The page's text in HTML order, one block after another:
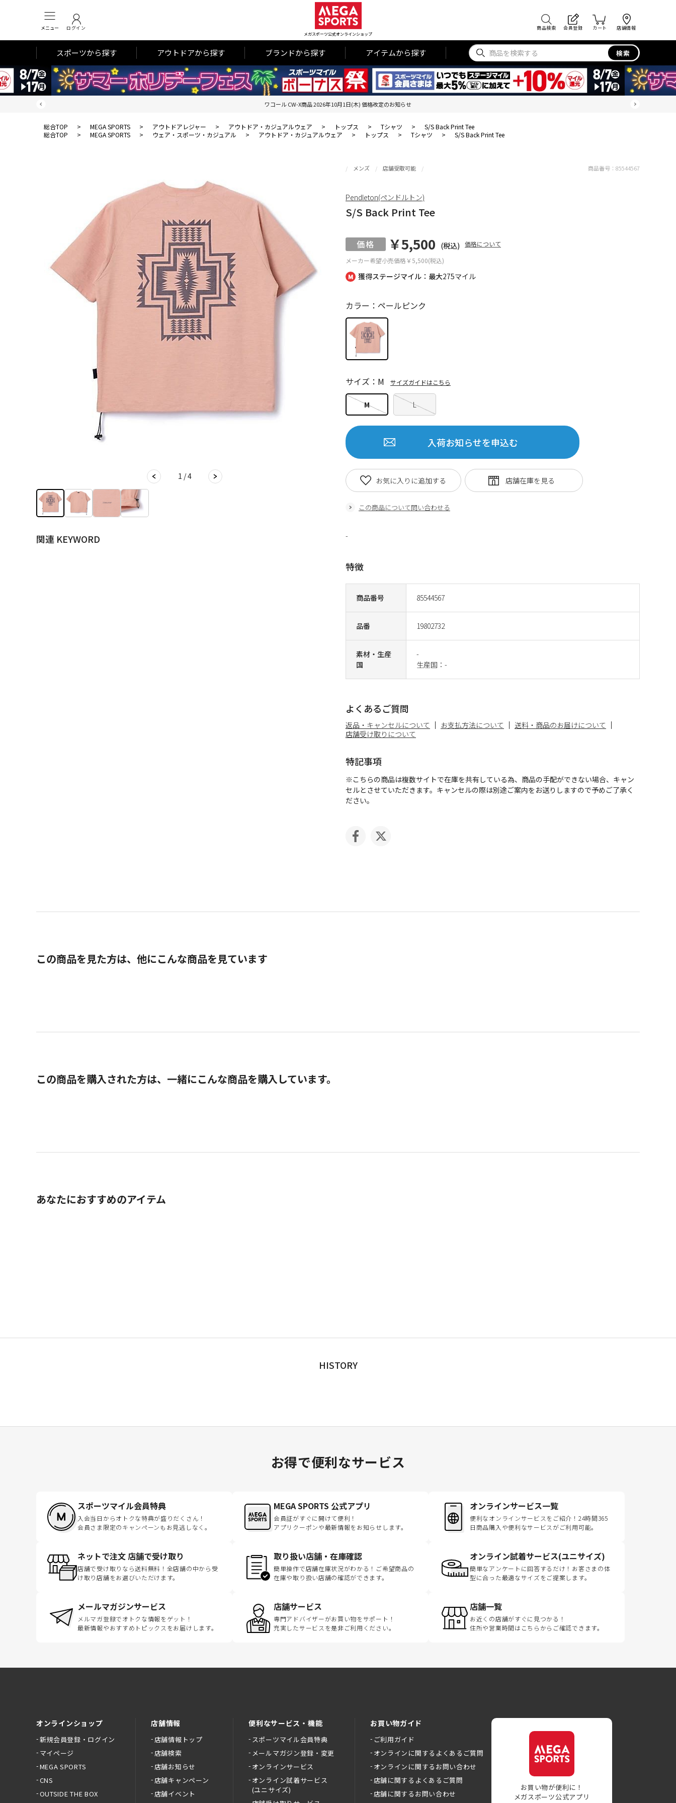
メニュー ログイン
メガスポーツ公式オンラインショップ
商品検索 会員登録 カート 店舗情報
スポーツから探す アウトドアから探す ブランドから探す アイテムから探す 検索
ワコール CW-X商品 2026年10月1日(木) 価格改定のお知らせ
総合TOP > MEGA SPORTS > アウトドアレジャー > アウトドア・カジュアルウェア > トップス > Tシャツ >
S/S Back Print Tee
総合TOP
> MEGA SPORTS > ウェア・スポーツ・カジュアル > アウトドア・カジュアルウェア > トップス > Tシャツ > S/S Back Print Tee
1 / 4
関連 KEYWORD
獲得ステージマイル：最大275マイル
メンズ 店舗受取可能
S/S Back Print Tee
メーカー希望小売価格￥5,500(税込)
￥5,500 (税込) 価格について
商品番号 85544567
品番 19802732
素材・生産
国
-
生産国：-
カラー：ペールピンク
M L
サイズ：M サイズガイドはこちら
入荷お知らせを申込む
この商品について問い合わせる
お気に入りに追加する
商品番号： 85544567
Pendleton(ペンドルトン)
-
特徴
よくあるご質問
返品・キャンセルについて お支払方法について
送料・商品のお届けについて
店舗受け取りについて
特記事項
※こちらの商品は複数サイトで在庫を共有している為、商品の手配ができない場合、キャン
セルとさせていただきます。キャンセルの際は別途ご案内をお送りしますので予めご了承く
ださい。
この商品を見た方は、他にこんな商品を見ています
この商品を購入された方は、一緒にこんな商品を購入しています。
あなたにおすすめのアイテム
HISTORY
お得で便利なサービス
スポーツマイル会員特典
入会当日からオトクな特典が盛りだくさん！
会員さま限定のキャンペーンもお見逃しなく。
MEGA SPORTS 公式アプリ
会員証がすぐに開けて便利！
アプリクーポンや最新情報をお知らせします。
オンラインサービス一覧
便利なオンラインサービスをご紹介！24時間365
日商品購入や便利なサービスがご利用可能。
ネットで注文 店舗で受け取り
店舗で受け取りなら送料無料！全店舗の中から受
け取り店舗をお選びいただけます。
取り扱い店舗・在庫確認
簡単操作で店舗在庫状況がわかる！ご希望商品の
在庫や取り扱い店舗の確認ができます。
オンライン試着サービス(ユニサイズ)
簡単なアンケートに回答するだけ！お客さまの体
型に合った最適なサイズをご提案します。
メールマガジンサービス
メルマガ登録でオトクな情報をゲット！
最新情報やおすすめトピックスをお届けします。
店舗サービス
専門アドバイザーがお買い物をサポート！
充実したサービスを是非ご利用ください。
店舗一覧
お近くの店舗がすぐに見つかる！
住所や営業時間はこちらからご確認できます。
オンラインショップ
新規会員登録・ログイン
マイページ
MEGA SPORTS
CNS
OUTSIDE THE BOX
店舗情報
店舗情報トップ
店舗検索
店舗お知らせ
店舗キャンペーン
店舗イベント
便利なサービス・機能
スポーツマイル会員特典
メールマガジン登録・変更
オンラインサービス
オンライン試着サービス
(ユニサイズ)
お買い物ガイド
ご利用ガイド
オンラインに関するよくあるご質問
オンラインに関するお問い合わせ
店舗に関するよくあるご質問
店舗に関するお問い合わせ
お買い物が便利に！
メガスポーツ公式アプリ